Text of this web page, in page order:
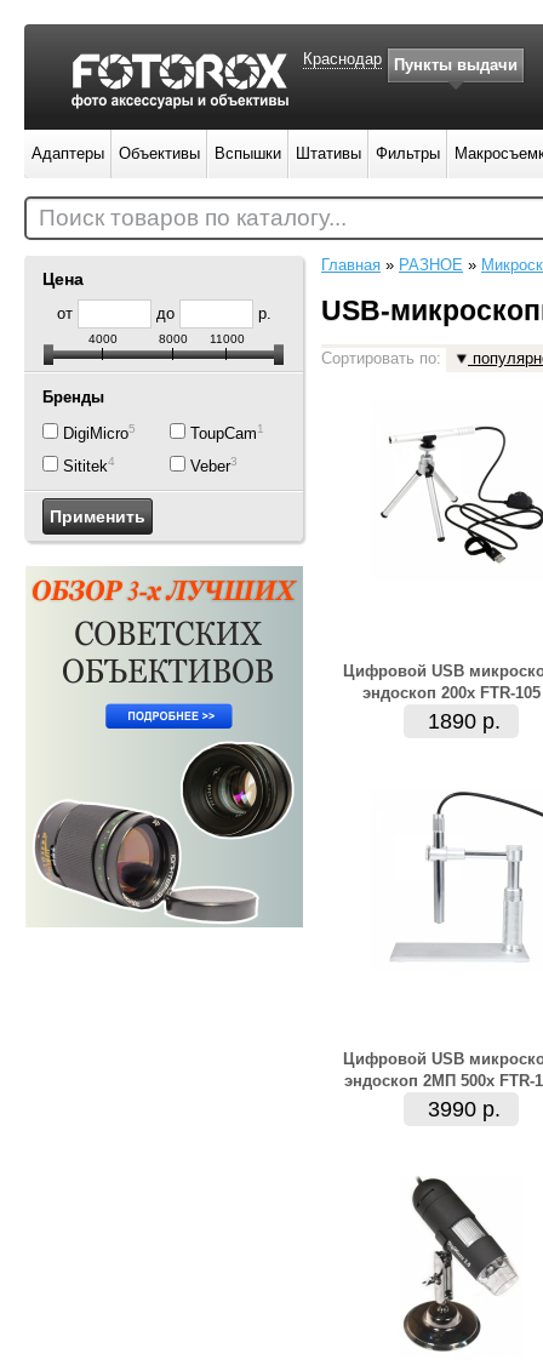
Цена
от до р.
4000 8000 11000
Бренды
DigiMicro5
Sititek4
ToupCam1
Veber3
Главная » РАЗНОЕ »
USB-
Сортировать по:
Цифровой USB
эндоскоп 200х FTR-105
1890 р.
Цифровой USB
эндоскоп 2МП 500х FTR-
3990 р.
Краснодар Пункты выдачи
Адаптеры Объективы Вспышки Штативы Фильтры
Поиск товаров по каталогу...